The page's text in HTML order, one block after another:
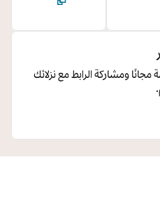
ومشاركة الرابط مع نزلائك